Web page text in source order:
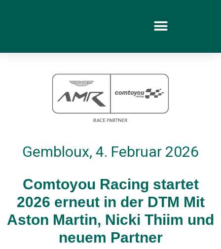
Gembloux, 4. Februar 2026
Comtoyou Racing startet
2026 erneut in der DTM Mit
Aston Martin, Nicki Thiim und
neuem Partner